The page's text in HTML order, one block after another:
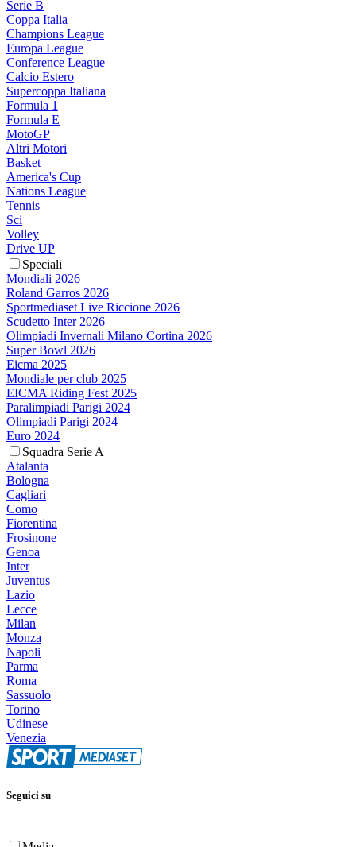
Serie B
Coppa Italia
Champions League
Europa League
Conference League
Calcio Estero
Supercoppa Italiana
Formula 1
Formula E
MotoGP
Altri Motori
Basket
America's Cup
Nations League
Tennis
Sci
Volley
Drive UP
Speciali
Mondiali 2026
Roland Garros 2026
Sportmediaset Live Riccione 2026
Scudetto Inter 2026
Olimpiadi Invernali Milano Cortina 2026
Super Bowl 2026
Eicma 2025
Mondiale per club 2025
EICMA Riding Fest 2025
Paralimpiadi Parigi 2024
Olimpiadi Parigi 2024
Euro 2024
Squadra Serie A
Atalanta
Bologna
Cagliari
Como
Fiorentina
Frosinone
Genoa
Inter
Juventus
Lazio
Lecce
Milan
Monza
Napoli
Parma
Roma
Sassuolo
Torino
Udinese
Venezia
Seguici su